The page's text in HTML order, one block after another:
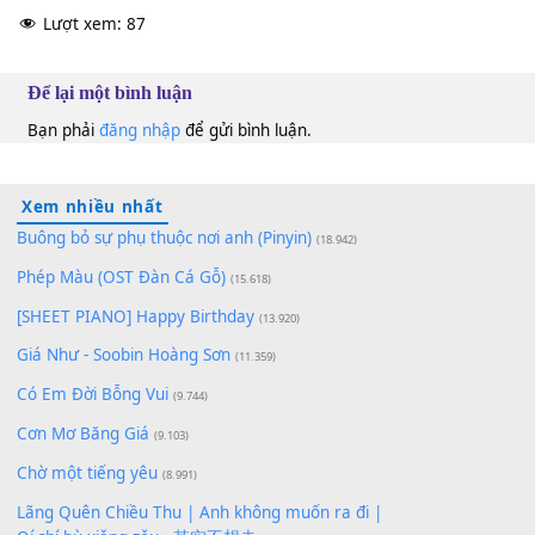
Lưu Chí Vỹ&Tim
Dm
Lượt xem: 87
Để lại một bình luận
Bạn phảiđăng nhậpđể gửi bình luận.
Xem nhiều nhất
Buông bỏ sự phụ thuộc nơi anh (Pinyin)
Phép Màu (OST Đàn Cá Gỗ)
[SHEET PIANO] Happy Birthday